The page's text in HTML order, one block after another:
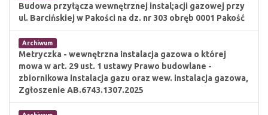
Budowa przyłącza wewnętrznej instal;acji gazowej przy
ul. Barcińskiej w Pakości na dz. nr 303 obręb 0001 Pakość
Archiwum
Metryczka - wewnętrzna instalacja gazowa o której
mowa w art. 29 ust. 1 ustawy Prawo budowlane -
zbiornikowa instalacja gazu oraz wew. instalacja gazowa,
Zgłoszenie AB.6743.1307.2025